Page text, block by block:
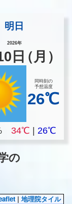
明日
2026年
日（月）
同時刻の
予想温度
26℃
34℃ |26℃
の
| 地理院タイル